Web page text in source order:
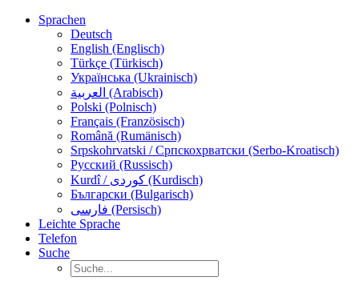
Sprachen
Deutsch
English (Englisch)
Türkçe (Türkisch)
Українська (Ukrainisch)
العربية (Arabisch)
Polski (Polnisch)
Français (Französisch)
Română (Rumänisch)
Srpskohrvatski / Српскохрватски (Serbo-Kroatisch)
Русский (Russisch)
Kurdî / كوردی (Kurdisch)
Български (Bulgarisch)
فارسی (Persisch)
Leichte Sprache
Telefon
Suche